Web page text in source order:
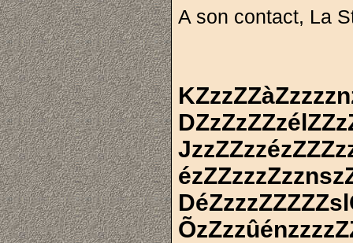
A son contact, La